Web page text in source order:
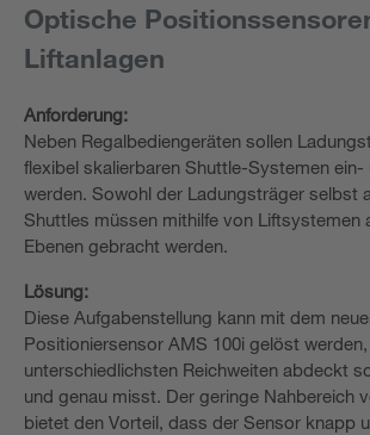
Optische
Liftanlagen
Anforderung:
Neben Regalbediengeräten sollen
flexibel skalierbaren Shuttle-Systemen ein-
werden. Sowohl der Ladungsträger selbst
Shuttles müssen mithilfe von Liftsystemen
Ebenen gebracht werden.
Lösung:
Diese Aufgabenstellung kann mit dem
Positioniersensor AMS 100i gelöst
unterschiedlichsten Reichweiten abdeckt
und genau misst. Der geringe Nahbereich
bietet den Vorteil, dass der Sensor knapp